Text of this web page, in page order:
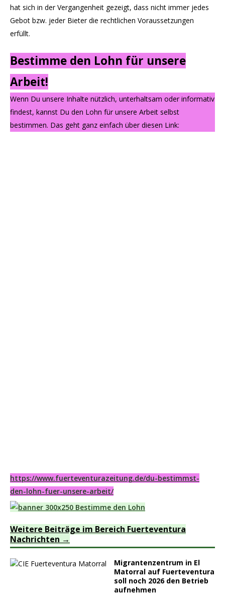
hat sich in der Vergangenheit gezeigt, dass nicht immer jedes
Gebot bzw. jeder Bieter die rechtlichen Voraussetzungen
erfüllt.
Bestimme den Lohn für unsere
Arbeit!
Wenn Du unsere Inhalte nützlich, unterhaltsam oder informativ
findest, kannst Du den Lohn für unsere Arbeit selbst
bestimmen. Das geht ganz einfach über diesen Link:
https://www.fuerteventurazeitung.de/du-bestimmst-
den-lohn-fuer-unsere-arbeit/
Weitere Beiträge im Bereich Fuerteventura
Nachrichten
Migrantenzentrum in El
Matorral auf Fuerteventura
soll noch 2026 den Betrieb
aufnehmen